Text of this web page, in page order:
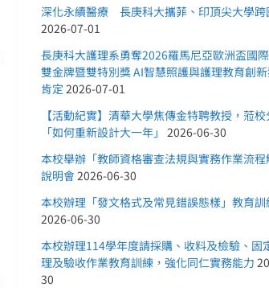
深化永續醫療 長庚科大攜菲、印頂尖大學跨
2026-07-01
長庚科大護理系勇奪2026羅馬尼亞歐洲盃國
雙金牌暨雙特別獎 AI智慧照護與護理教育創
肯定 2026-07-01
【活動紀實】清華大學焦傳金特聘教授，蒞
「如何重新設計大一年」 2026-06-30
本校舉辦「教師資格審查法規與實務作業流程
說明會2026-06-30
本校辦理「發文格式及常見錯誤態樣」教育訓
2026-06-30
本校辦理114學年度請採購、收料及檢驗、固
理及驗收作業教育訓練，強化同仁實務能力
30